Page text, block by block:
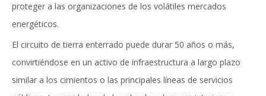
proteger a las organizaciones de los volátiles mercados
energéticos.
El circuito de tierra enterrado puede durar 50 años o más,
convirtiéndose en un activo de infraestructura a largo plazo
similar a los cimientos o las principales líneas de servicios